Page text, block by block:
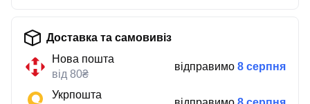
Доставка та самовивіз
Нова пошта
від 80₴
відправимо 8 серпня
Укрпошта